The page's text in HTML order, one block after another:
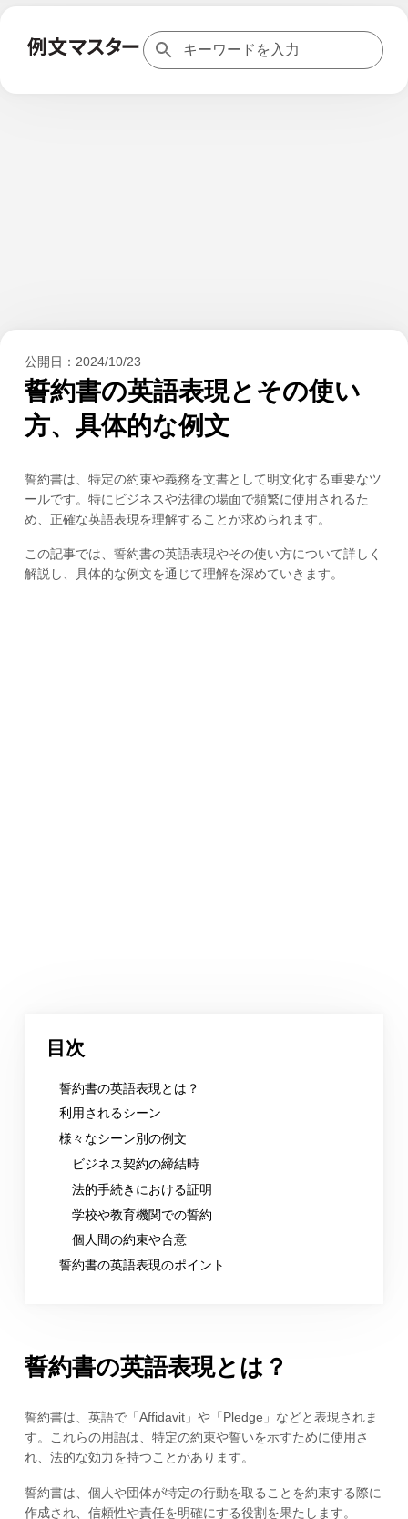
公開日： 2024/10/23
誓約書の英語表現とその使い
方、具体的な例文
誓約書は、特定の約束や義務を文書として明文化する重要なツ
ールです。特にビジネスや法律の場面で頻繁に使用されるた
め、正確な英語表現を理解することが求められます。
この記事では、誓約書の英語表現やその使い方について詳しく
解説し、具体的な例文を通じて理解を深めていきます。
目次
誓約書の英語表現とは？
利用されるシーン
様々なシーン別の例文
ビジネス契約の締結時
法的手続きにおける証明
学校や教育機関での誓約
個人間の約束や合意
誓約書の英語表現のポイント
誓約書の英語表現とは？
誓約書は、英語で「Affidavit」や「Pledge」などと表現されま
す。これらの用語は、特定の約束や誓いを示すために使用さ
れ、法的な効力を持つことがあります。
誓約書は、個人や団体が特定の行動を取ることを約束する際に
作成され、信頼性や責任を明確にする役割を果たします。